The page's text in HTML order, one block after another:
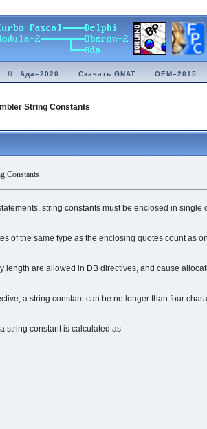
// Ада–2020 :: Скачать GNAT :: OEM–2015
String Constants
Constants
string constants must be enclosed in single
of the same type as the enclosing quotes count as
length are allowed in DB directives, and cause
a string constant can be no longer than four
string constant is calculated as